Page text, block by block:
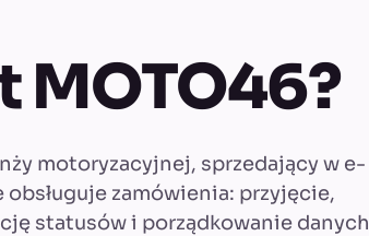
MOTO46?
motoryzacyjnej, sprzedający w e-
zamówienia: przyjęcie,
statusów i porządkowanie danych